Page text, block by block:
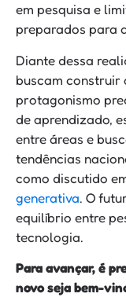
em pesquisa e
preparados para
Diante dessa
buscam construir
protagonismo
de aprendizado,
entre áreas e
tendências
como discutido
generativa. O
equilíbrio entre
tecnologia.
Para avançar, é
novo seja bem-